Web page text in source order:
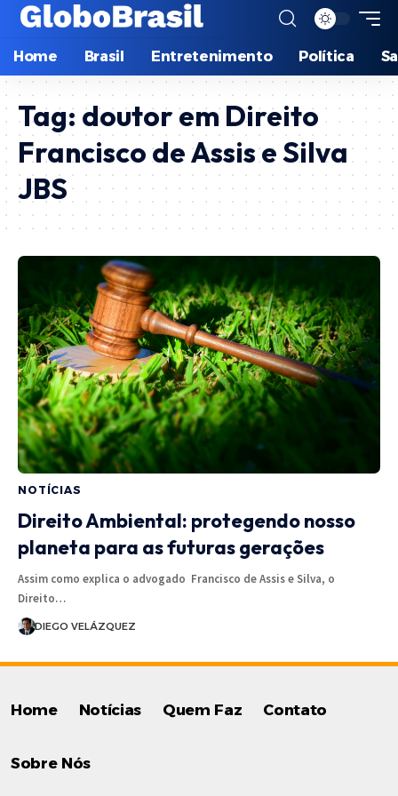
Home Brasil Entretenimento Política
Tag: doutor em Direito
Francisco de Assis e Silva
JBS
NOTÍCIAS
Direito Ambiental: protegendo nosso
planeta para as futuras gerações
Assim como explica o advogado Francisco de Assis e Silva, o
Direito…
DIEGO VELÁZQUEZ
Home Notícias Quem Faz Contato
Sobre Nós